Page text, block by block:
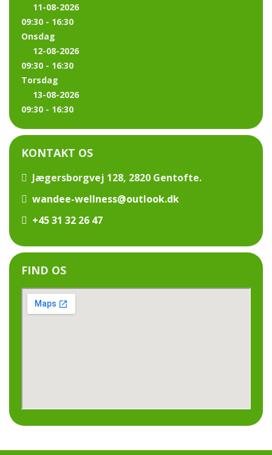
11-08-2026
09:30 - 16:30
Onsdag
12-08-2026
09:30 - 16:30
Torsdag
13-08-2026
09:30 - 16:30
KONTAKT OS
Jægersborgvej 128, 2820 Gentofte.
wandee-wellness@outlook.dk
+45 31 32 26 47
FIND OS